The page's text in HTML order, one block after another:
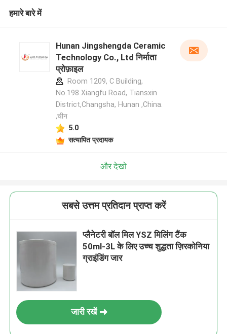
हमारे बारे में
Hunan Jingshengda Ceramic
Technology Co., Ltd निर्माता
प्रोफ़ाइल
Room 1209, C Building,
No.198 Xiangfu Road, Tiansxin
District,Changsha, Hunan ,China.
,चीन
5.0
सत्यापित प्रदायक
और देखो
सबसे उत्तम प्रतिदान प्राप्त करें
प्लैनेटरी बॉल मिल YSZ मिलिंग टैंक
50ml-3L के लिए उच्च शुद्धता ज़िरकोनिया
ग्राइंडिंग जार
जारी रखें